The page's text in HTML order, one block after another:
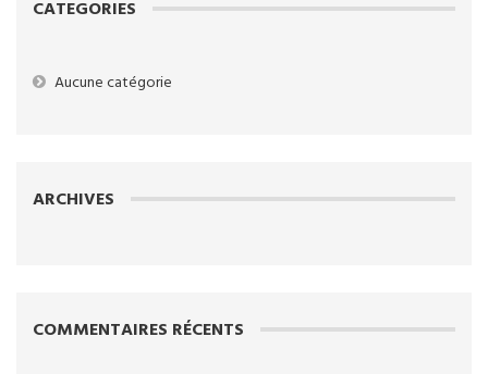
CATEGORIES
Aucune catégorie
ARCHIVES
COMMENTAIRES RÉCENTS